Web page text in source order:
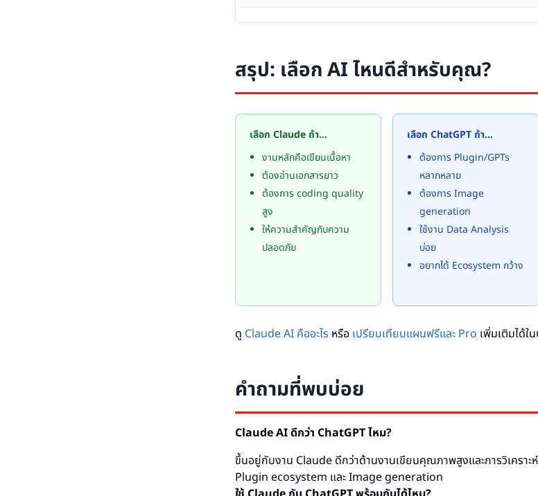
สรุป: เลือก AI ไหนดีสำหรับคุณ?
เลือก Claude ถ้า…
งานหลักคือเขียนเนื้อหา
ต้องอ่านเอกสารยาว
ต้องการ coding quality
สูง
ให้ความสำคัญกับความ
ปลอดภัย
เลือก ChatGPT ถ้า…
ต้องการ Plugin/GPTs
หลากหลาย
ต้องการ Image
generation
ใช้งาน Data Analysis
บ่อย
อยากได้ Ecosystem กว้าง
ดู Claude AI คืออะไรหรือ เปรียบเทียบแผนฟรีและ Pro เพิ่มเติมได้ใ
คำถามที่พบบ่อย
Claude AI ดีกว่า ChatGPT ไหม?
ขึ้นอยู่กับงาน Claude ดีกว่าด้านงานเขียนคุณภาพสูงและการวิเคราะ
Plugin ecosystem และ Image generation